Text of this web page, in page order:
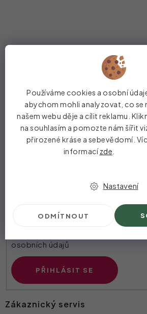
Používáme cookies a osobní
abychom mohli analyzovat, co se
našem webu děje a cílit reklamu.
na souhlasím a pomozte nám šířit
přirozené kráse a sebevědomí.
informacízde
Nastavení
ODMÍTNOUT
Odebírat newsletter
osobních údajů
PŘIHLÁSIT SE
Zákaznický servis